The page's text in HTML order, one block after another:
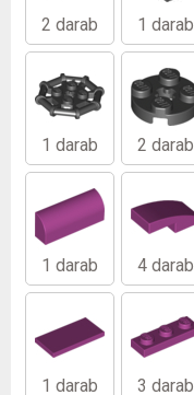
2 darab 1 darab
1 darab 2 darab
1 darab 4 darab
1 darab 3 darab